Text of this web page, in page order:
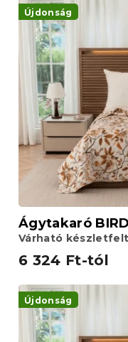
Újdonság
Ágytakaró
Várható
6 324 Ft-tól
Újdonság